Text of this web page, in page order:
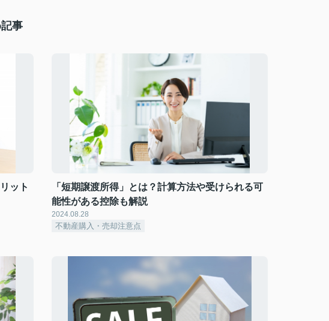
事
ット
「短期譲渡所得」とは？計算方法や受けられる可
能性がある控除も解説
2024.08.28
不動産購入・売却注意点